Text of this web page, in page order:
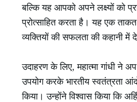
बल्कि यह आपको अपने लक्ष्यों को
प्रोत्साहित करता है। यह एक
व्यक्तियों की सफलता की कहानी में
उदाहरण के लिए, महात्मा गांधी ने
उपयोग करके भारतीय स्वतंत्रता
किया। उन्होंने विश्वास किया कि